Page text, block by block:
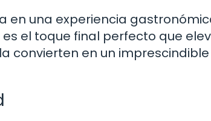
en una experiencia
el toque final perfecto que
convierten en un